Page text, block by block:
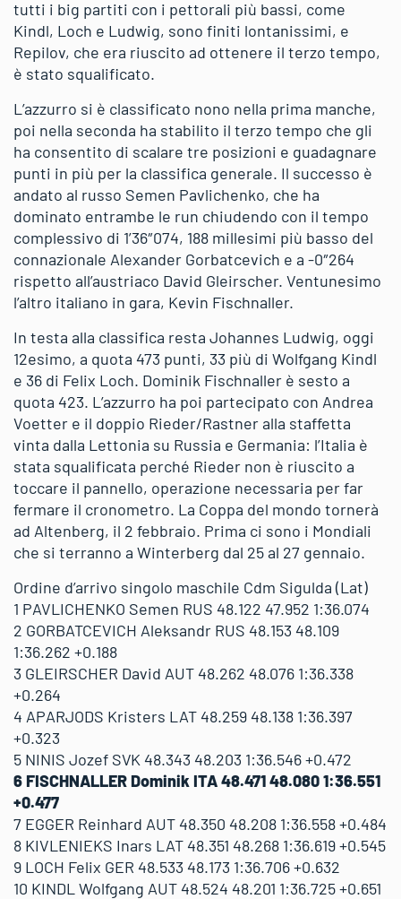
tutti i big partiti con i pettorali più bassi, come
Kindl, Loch e Ludwig, sono finiti lontanissimi, e
Repilov, che era riuscito ad ottenere il terzo tempo,
è stato squalificato.
L’azzurro si è classificato nono nella prima manche,
poi nella seconda ha stabilito il terzo tempo che gli
ha consentito di scalare tre posizioni e guadagnare
punti in più per la classifica generale. Il successo è
andato al russo Semen Pavlichenko, che ha
dominato entrambe le run chiudendo con il tempo
complessivo di 1’36″074, 188 millesimi più basso del
connazionale Alexander Gorbatcevich e a -0″264
rispetto all’austriaco David Gleirscher. Ventunesimo
l’altro italiano in gara, Kevin Fischnaller.
In testa alla classifica resta Johannes Ludwig, oggi
12esimo, a quota 473 punti, 33 più di Wolfgang Kindl
e 36 di Felix Loch. Dominik Fischnaller è sesto a
quota 423. L’azzurro ha poi partecipato con Andrea
Voetter e il doppio Rieder/Rastner alla staffetta
vinta dalla Lettonia su Russia e Germania: l’Italia è
stata squalificata perché Rieder non è riuscito a
toccare il pannello, operazione necessaria per far
fermare il cronometro. La Coppa del mondo tornerà
ad Altenberg, il 2 febbraio. Prima ci sono i Mondiali
che si terranno a Winterberg dal 25 al 27 gennaio.
Ordine d’arrivo singolo maschile Cdm Sigulda (Lat)
1 PAVLICHENKO Semen RUS 48.122 47.952 1:36.074
2 GORBATCEVICH Aleksandr RUS 48.153 48.109
1:36.262 +0.188
3 GLEIRSCHER David AUT 48.262 48.076 1:36.338
+0.264
4 APARJODS Kristers LAT 48.259 48.138 1:36.397
+0.323
5 NINIS Jozef SVK 48.343 48.203 1:36.546 +0.472
6 FISCHNALLER Dominik ITA 48.471 48.080 1:36.551
+0.477
7 EGGER Reinhard AUT 48.350 48.208 1:36.558 +0.484
8 KIVLENIEKS Inars LAT 48.351 48.268 1:36.619 +0.545
9 LOCH Felix GER 48.533 48.173 1:36.706 +0.632
10 KINDL Wolfgang AUT 48.524 48.201 1:36.725 +0.651